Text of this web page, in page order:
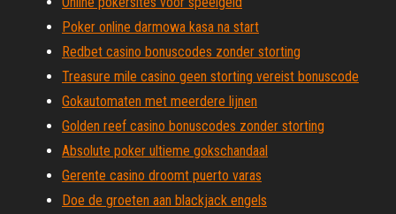
Poker online darmowa kasa na start
Redbet casino bonuscodes zonder storting
Treasure mile casino geen storting vereist bonuscode
Gokautomaten met meerdere lijnen
Golden reef casino bonuscodes zonder storting
Absolute poker ultieme gokschandaal
Gerente casino droomt puerto varas
Doe de groeten aan blackjack engels